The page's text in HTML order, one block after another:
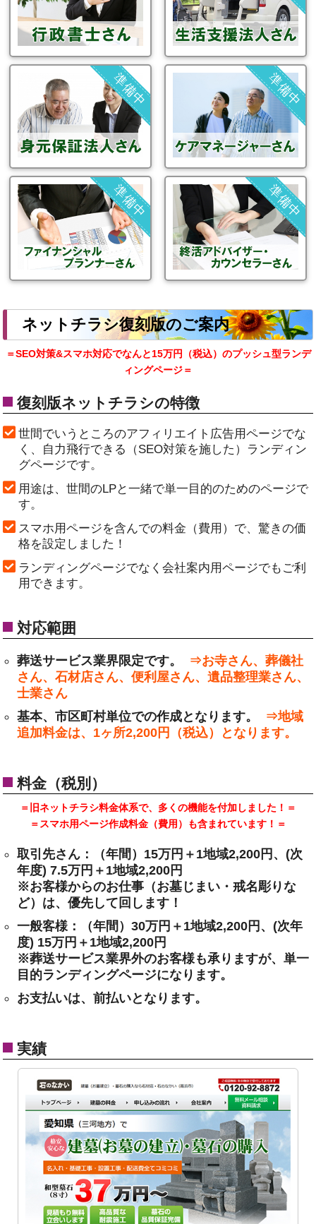
準備中 準備中
準備中 準備中
ネットチラシ復刻版のご案内
＝SEO対策&スマホ対応でなんと15万円（税込）のプッシュ型ランデ
ィングページ＝
復刻版ネットチラシの特徴
世間でいうところのアフィリエイト広告用ページでな
く、自力飛行できる（SEO対策を施した）ランディン
グページです。
用途は、世間のLPと一緒で単一目的のためのページで
す。
スマホ用ページを含んでの料金（費用）で、驚きの価
格を設定しました！
ランディングページでなく会社案内用ページでもご利
用できます。
対応範囲
葬送サービス業界限定です。
⇒お寺さん、葬儀社
さん、石材店さん、便利屋さん、遺品整理業さん、
士業さん
基本、市区町村単位での作成となります。
⇒地域
追加料金は、1ヶ所2,200円（税込）となります。
料金（税別）
＝旧ネットチラシ料金体系で、多くの機能を付加しました！＝
＝スマホ用ページ作成料金（費用）も含まれています！＝
取引先さん：（年間）15万円＋1地域2,200円、(次
年度) 7.5万円＋1地域2,200円
※お客様からのお仕事（お墓じまい・戒名彫りな
ど）は、優先して回します！
一般客様：（年間）30万円＋1地域2,200円、(次年
度) 15万円＋1地域2,200円
※葬送サービス業界外のお客様も承りますが、単一
目的ランディングページになります。
お支払いは、前払いとなります。
実績